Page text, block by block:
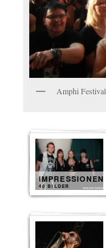
Amphi Festival
IMPRESSIONEN
40 BILDER